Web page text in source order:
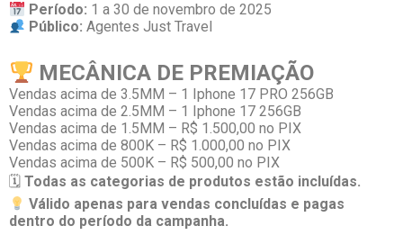
Período: 1 a 30 de novembro de 2025
Público: Agentes Just Travel
MECÂNICA DE PREMIAÇÃO
Vendas acima de 3.5MM – 1 Iphone 17 PRO 256GB
Vendas acima de 2.5MM – 1 Iphone 17 256GB
Vendas acima de 1.5MM – R$ 1.500,00 no PIX
Vendas acima de 800K – R$ 1.000,00 no PIX
Vendas acima de 500K – R$ 500,00 no PIX
🗓 Todas as categorias de produtos estão incluídas.
Válido apenas para vendas concluídas e pagas
dentro do período da campanha.